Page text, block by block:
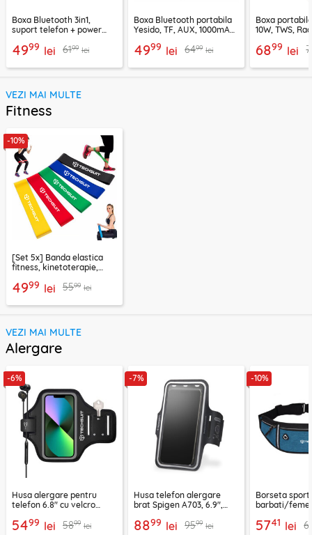
Boxa Bluetooth 3in1,
suport telefon + power
BR200
4999 lei 6199 lei
Boxa Bluetooth portabila
Yesido, TF, AUX, 1000mAh,
4999 lei 6499 lei
Boxa
10W, TWS,
6899 lei
VEZI MAI MULTE
Fitness
-10%
[Set 5x] Banda elastica
fitness, kinetoterapie,
4999 lei 5599 lei
VEZI MAI MULTE
Alergare
-6%
Husa alergare pentru
telefon 6.8" cu velcro
5499 lei 5899 lei
-7%
Husa telefon alergare
brat Spigen A703, 6.9",
8899 lei 9599 lei
-10%
Borseta
barbati/femei
5741 lei